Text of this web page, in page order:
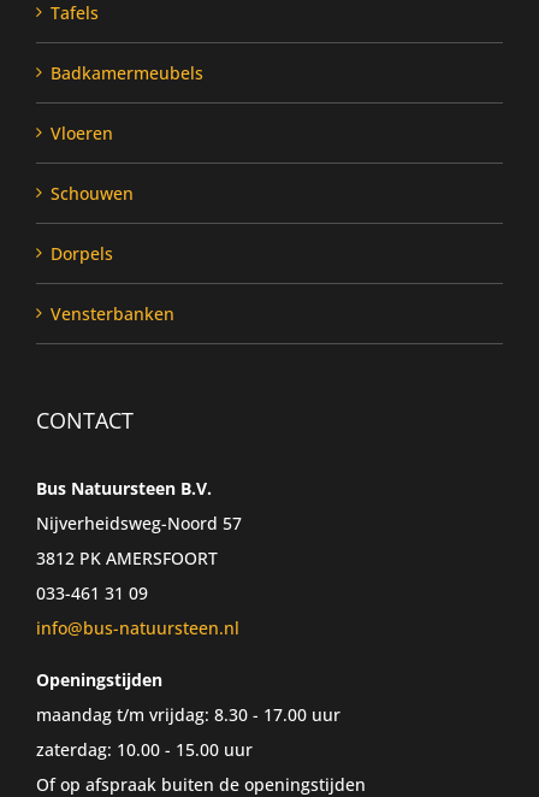
Tafels
Badkamermeubels
Vloeren
Schouwen
Dorpels
Vensterbanken
CONTACT
Bus Natuursteen B.V.
Nijverheidsweg-Noord 57
3812 PK AMERSFOORT
033-461 31 09
info@bus-natuursteen.nl
Openingstijden
maandag t/m vrijdag: 8.30 - 17.00 uur
zaterdag: 10.00 - 15.00 uur
Of op afspraak buiten de openingstijden